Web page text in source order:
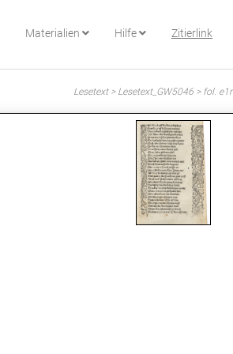
Materialien Hilfe Zitierlink
Lesetext > Lesetext_GW5046 > fol. e1r